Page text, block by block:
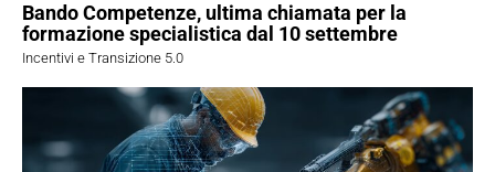
Bando Competenze, ultima chiamata per la
formazione specialistica dal 10 settembre
Incentivi e Transizione 5.0